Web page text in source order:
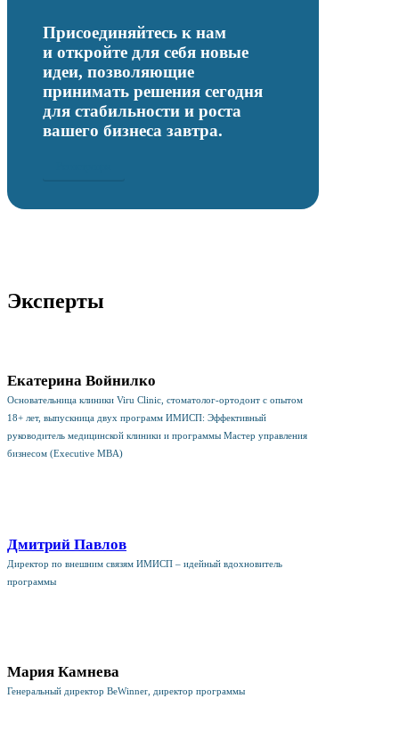
Присоединяйтесь к нам
и откройте для себя новые
идеи, позволяющие
принимать решения сегодня
для стабильности и роста
вашего бизнеса завтра.
Эксперты
Екатерина Войнилко
Основательница клиники Viru Clinic, стоматолог-ортодонт с опытом
18+ лет, выпускница двух программ ИМИСП: Эффективный
руководитель медицинской клиники и программы Мастер управления
бизнесом (Executive MBA)
Дмитрий Павлов
Директор по внешним связям ИМИСП – идейный вдохновитель
программы
Мария Камнева
Генеральный директор BeWinner, директор программы